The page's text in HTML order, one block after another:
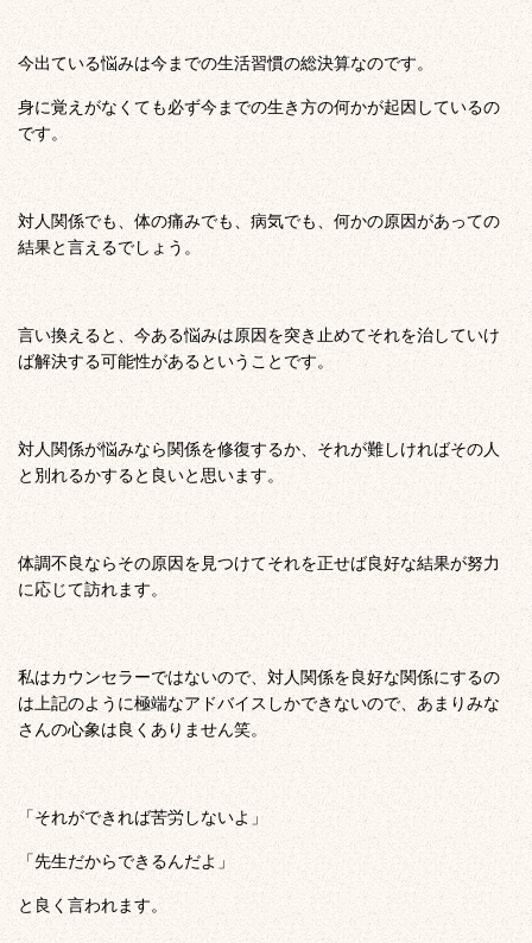
今出ている悩みは今までの生活習慣の総決算なのです。
身に覚えがなくても必ず今までの生き方の何かが起因しているの
です。
対人関係でも、体の痛みでも、病気でも、何かの原因があっての
結果と言えるでしょう。
言い換えると、今ある悩みは原因を突き止めてそれを治していけ
ば解決する可能性があるということです。
対人関係が悩みなら関係を修復するか、それが難しければその人
と別れるかすると良いと思います。
体調不良ならその原因を見つけてそれを正せば良好な結果が努力
に応じて訪れます。
私はカウンセラーではないので、対人関係を良好な関係にするの
は上記のように極端なアドバイスしかできないので、あまりみな
さんの心象は良くありません笑。
「それができれば苦労しないよ」
「先生だからできるんだよ」
と良く言われます。